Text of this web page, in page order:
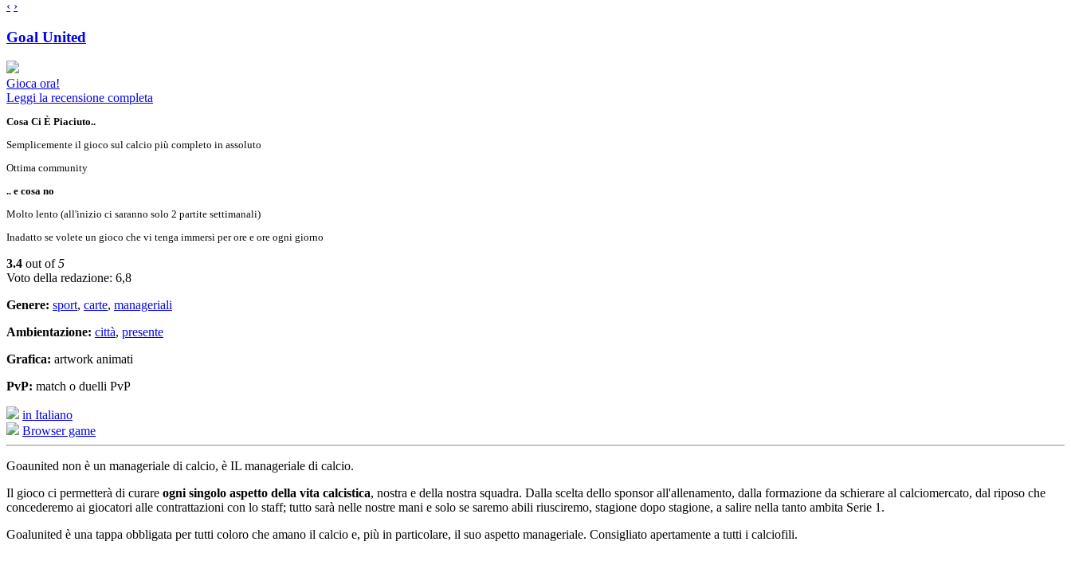
‹ ›
Goal United
Gioca ora!
Leggi la recensione completa
Cosa Ci È Piaciuto..
Semplicemente il gioco sul calcio più completo in assoluto
Ottima community
.. e cosa no
Molto lento (all'inizio ci saranno solo 2 partite settimanali)
Inadatto se volete un gioco che vi tenga immersi per ore e ore ogni giorno
3.4 out of5
Voto della redazione: 6,8
Genere: sport, carte, manageriali
Ambientazione: città, presente
Grafica: artwork animati
PvP: match o duelli PvP
in Italiano
Browser game
Goaunited non è un manageriale di calcio, è IL manageriale di calcio.
Il gioco ci permetterà di curare ogni singolo aspetto della vita calcistica, nostra e della nostra squadra. Dalla scelta dello sponsor all'allenamento, dalla formazione da schierare al calciomercato, dal riposo che
concederemo ai giocatori alle contrattazioni con lo staff; tutto sarà nelle nostre mani e solo se saremo abili riusciremo, stagione dopo stagione, a salire nella tanto ambita Serie 1.
Goalunited è una tappa obbligata per tutti coloro che amano il calcio e, più in particolare, il suo aspetto manageriale. Consigliato apertamente a tutti i calciofili.